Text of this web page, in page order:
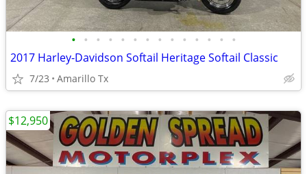
• • • • • • • • • • • • • •
2017 Harley-Davidson Softail Heritage Softail Classic
7/23 Amarillo Tx
$12,950